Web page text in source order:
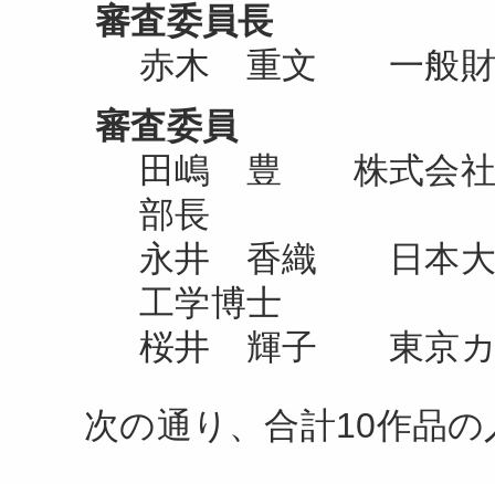
審査委員長
赤木 重文 一般財
審査委員
田嶋 豊 株式会社
部長
永井 香織 日本大
工学博士
桜井 輝子 東京カ
次の通り、合計10作品